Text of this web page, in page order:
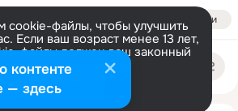
Войти
cookie-файлы, чтобы улучшить
Если ваш возраст менее 13 лет,
файлы должен ваш законный
Больше информации
Настроить
контенте
— здесь